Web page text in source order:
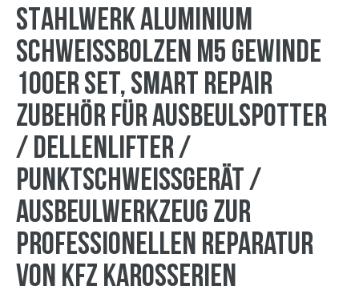
STAHLWERK Aluminium
Schweißbolzen M5 Gewinde
100er Set, Smart Repair
Zubehör für Ausbeulspotter
/ Dellenlifter /
Punktschweißgerät /
Ausbeulwerkzeug zur
professionellen Reparatur
von Kfz Karosserien